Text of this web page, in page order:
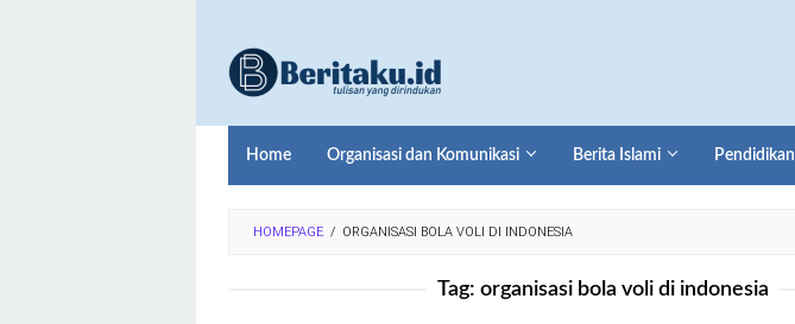
konten
Home Organisasi dan Komunikasi Berita Islami Pendidikan
HOMEPAGE / ORGANISASI BOLA VOLI DI INDONESIA
Tag: organisasi bola voli di indonesia